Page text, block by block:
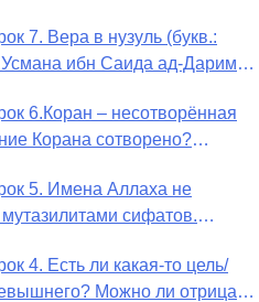
– это слова, дела и
7. Вера в нузуль (букв.:
ибн Саида ад-Дарими
движением?
6.Коран – несотворённая
Корана сотворено?
5. Имена Аллаха не
сифатов.
4. Есть ли какая-то цель/
Можно ли отрицать